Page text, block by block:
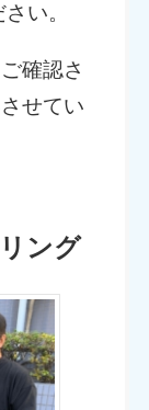
い。
確認さ
せてい
ング